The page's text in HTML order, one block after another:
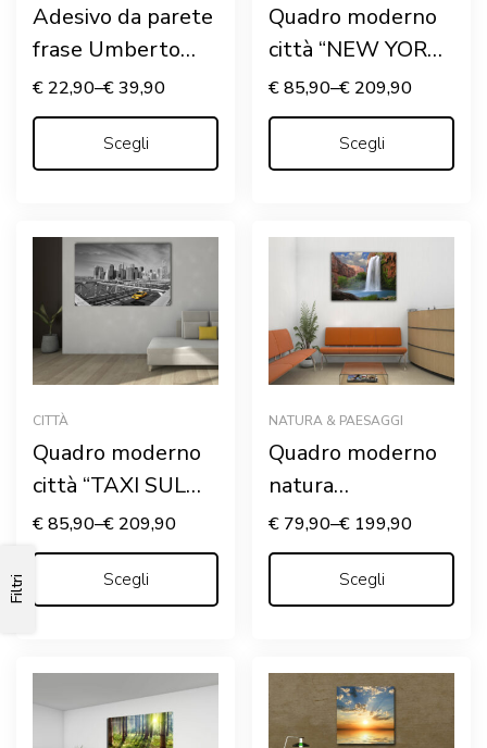
Filtri
Adesivo da parete
frase Umberto
Saba “IL MEGLIO
DEL VIVERE…”
€ 22,90–€39,90
Scegli
Quadro moderno
città “NEW YORK
ALL’IMBRUNIRE”
€85,90–€ 209,90
Scegli
CITTÀ
Quadro moderno
città “TAXI SUL
PONTE”
€85,90–€ 209,90
Scegli
NATURA & PAESAGGI
Quadro moderno
natura
“MAESTOSO
SALTO D’ACQUA”
– Stampa su tela
€ 79,90–€ 199,90
Scegli